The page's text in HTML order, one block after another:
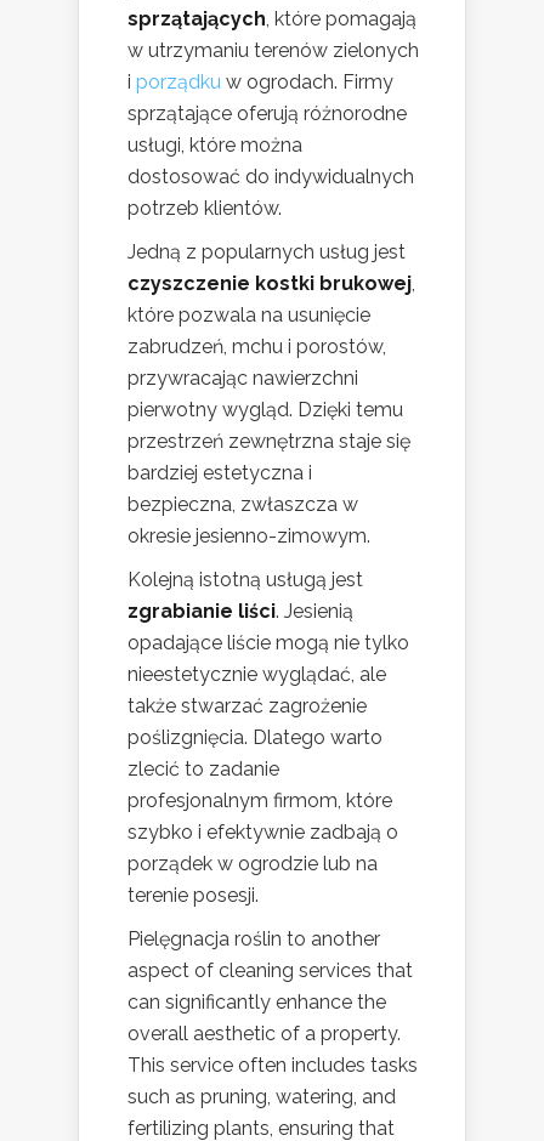
sprzątających, które pomagają
w utrzymaniu terenów zielonych
i porządku w ogrodach. Firmy
sprzątające oferują różnorodne
usługi, które można
dostosować do indywidualnych
potrzeb klientów.
Jedną z popularnych usług jest
czyszczenie kostki brukowej,
które pozwala na usunięcie
zabrudzeń, mchu i porostów,
przywracając nawierzchni
pierwotny wygląd. Dzięki temu
przestrzeń zewnętrzna staje się
bardziej estetyczna i
bezpieczna, zwłaszcza w
okresie jesienno-zimowym.
Kolejną istotną usługą jest
zgrabianie liści. Jesienią
opadające liście mogą nie tylko
nieestetycznie wyglądać, ale
także stwarzać zagrożenie
poślizgnięcia. Dlatego warto
zlecić to zadanie
profesjonalnym firmom, które
szybko i efektywnie zadbają o
porządek w ogrodzie lub na
terenie posesji.
Pielęgnacja roślin to another
aspect of cleaning services that
can significantly enhance the
overall aesthetic of a property.
This service often includes tasks
such as pruning, watering, and
fertilizing plants, ensuring that